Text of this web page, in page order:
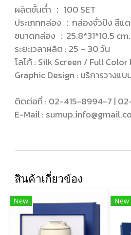
ผลิตขั้นต่ำ ： 100 SET
ประเภทกล่อง ：กล่องจั่วปัง สีแ
ขนาดกล่อง ：25.8*31*10.5 cm.
ระยะเวลาผลิต : 25 – 30 วัน
โลโก้ : Silk Screen / Full
Graphic Design : บริการวางแบ
ติดต่อที่ : 02-415-8994-7 |
E-Mail :
สินค้าเกี่ยวข้อง
New New